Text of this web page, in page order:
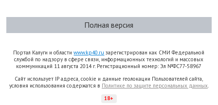
Полная версия
Портал Калуги и областиwww.kp40.ru зарегистрирован как СМИ Федеральной
службой по надзору в сфере связи, информационных технологий и массовых
коммуникаций 11 августа 2014 г. Регистрационный номер: Эл №ФС77-58967
Сайт использует IP адреса, cookie и данные геолокации Пользователей сайта,
условия использования содержатся в Политике по защите персональных данных
18+